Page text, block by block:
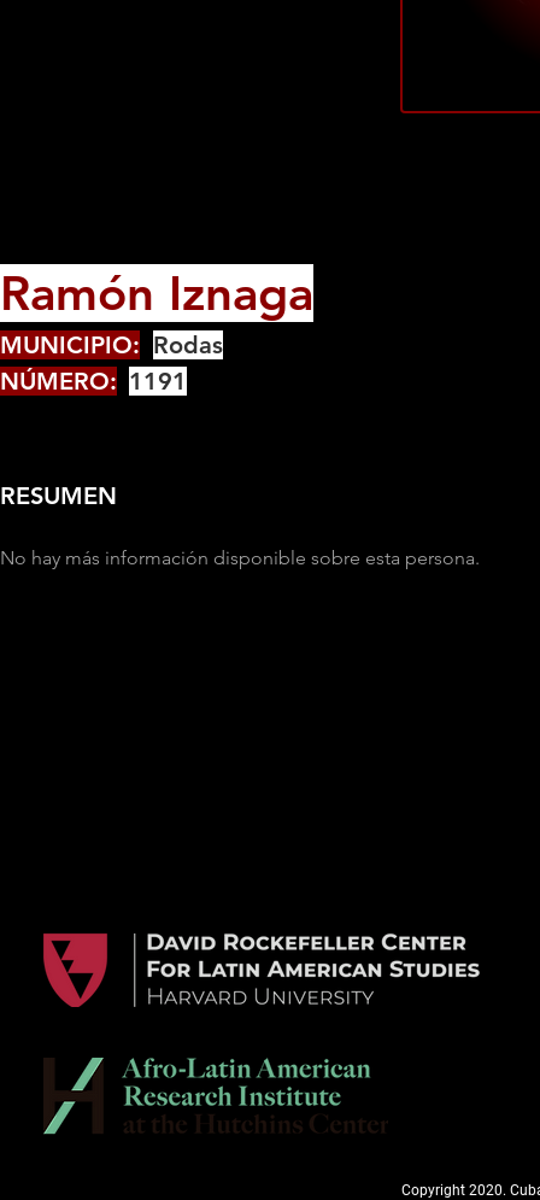
Ramón Iznaga
MUNICIPIO: Rodas
NÚMERO: 1191
RESUMEN
No hay más información disponible sobre esta persona.
Copyright 2020.